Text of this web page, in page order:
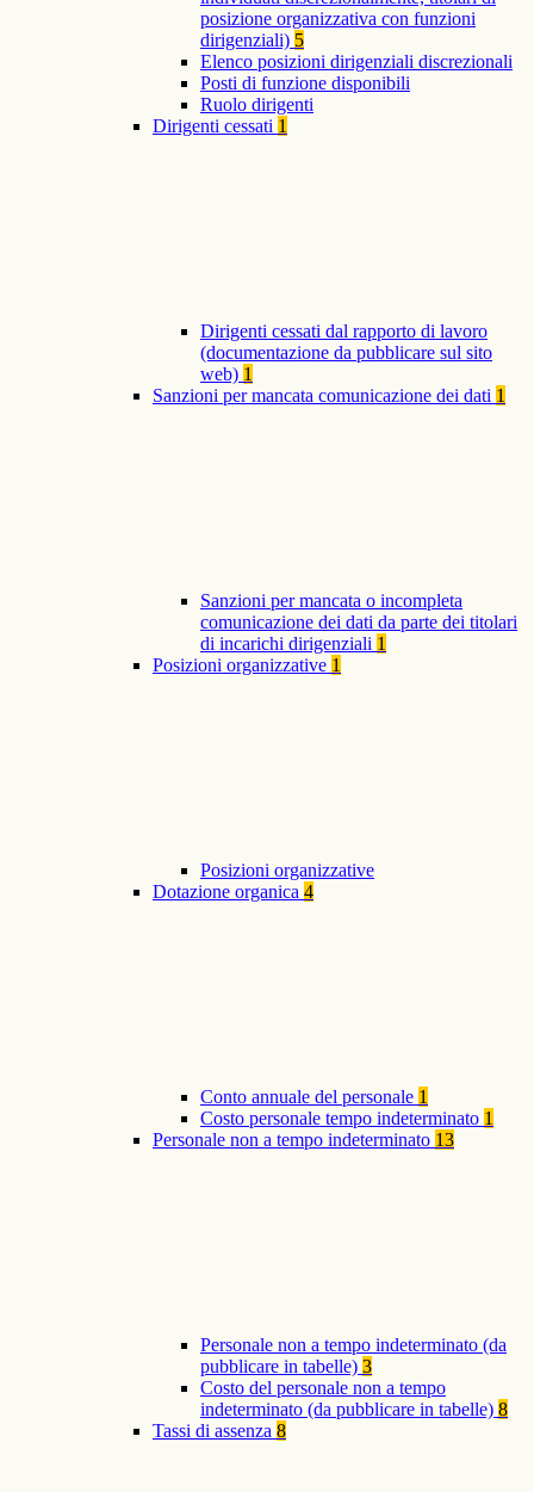
posizione organizzativa con funzioni
dirigenziali) 5
Elenco posizioni dirigenziali discrezionali
Posti di funzione disponibili
Ruolo dirigenti
Dirigenti cessati 1
Dirigenti cessati dal rapporto di lavoro
(documentazione da pubblicare sul sito
web) 1
Sanzioni per mancata comunicazione dei dati 1
Sanzioni per mancata o incompleta
comunicazione dei dati da parte dei titolari
di incarichi dirigenziali 1
Posizioni organizzative 1
Posizioni organizzative
Dotazione organica 4
Conto annuale del personale 1
Costo personale tempo indeterminato 1
Personale non a tempo indeterminato 13
Personale non a tempo indeterminato (da
pubblicare in tabelle) 3
Costo del personale non a tempo
indeterminato (da pubblicare in tabelle) 8
Tassi di assenza 8